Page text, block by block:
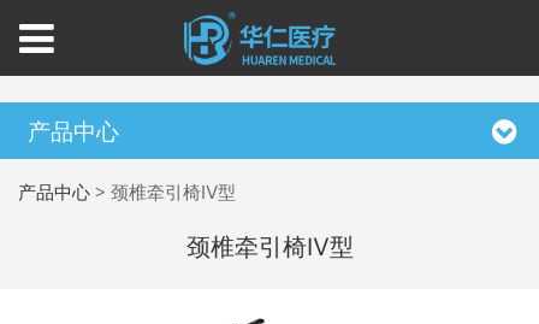
产品中心
产品中心 >颈椎牵引椅Ⅳ型
颈椎牵引椅Ⅳ型